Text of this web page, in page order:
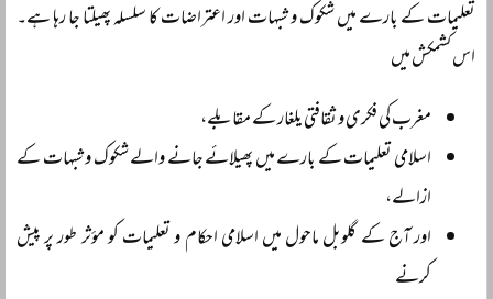
تعلیمات کے بارے میں شکوک و شبہات اور اعتراضات کا سلسلہ پھیلتا جا رہا ہے۔
اس کشمکش میں
مغرب کی فکری و ثقافتی یلغار کے مقابلے،
اسلامی تعلیمات کے بارے میں پھیلائے جانے والے شکوک و شبہات کے
ازالے،
اور آج کے گلوبل ماحول میں اسلامی احکام و تعلیمات کو مؤثر طور پر پیش
کرنے